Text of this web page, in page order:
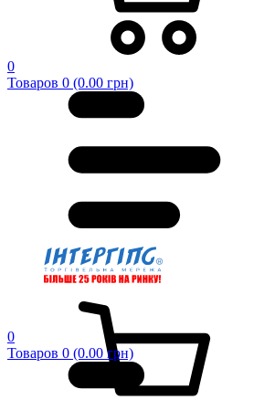
0
Товаров 0 (0.00 грн)
0
Товаров 0 (0.00 грн)